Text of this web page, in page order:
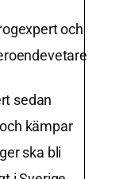
och
sedan
kämpar
ska bli